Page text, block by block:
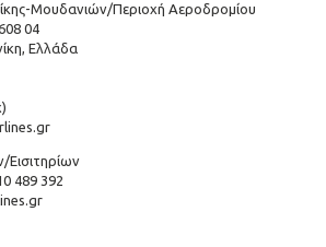
Μουδανιών/Περιοχή Αεροδρομίου
04
Ελλάδα
489 392